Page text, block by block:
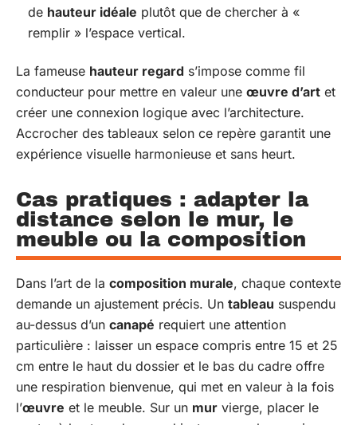
de hauteur idéale plutôt que de chercher à «
remplir » l’espace vertical.
La fameuse hauteur regard s’impose comme fil
conducteur pour mettre en valeur une œuvre d’art et
créer une connexion logique avec l’architecture.
Accrocher des tableaux selon ce repère garantit une
expérience visuelle harmonieuse et sans heurt.
Cas pratiques : adapter la
distance selon le mur, le
meuble ou la composition
Dans l’art de la composition murale, chaque contexte
demande un ajustement précis. Un tableau suspendu
au-dessus d’un canapé requiert une attention
particulière : laisser un espace compris entre 15 et 25
cm entre le haut du dossier et le bas du cadre offre
une respiration bienvenue, qui met en valeur à la fois
l’œuvre et le meuble. Sur un mur vierge, placer le